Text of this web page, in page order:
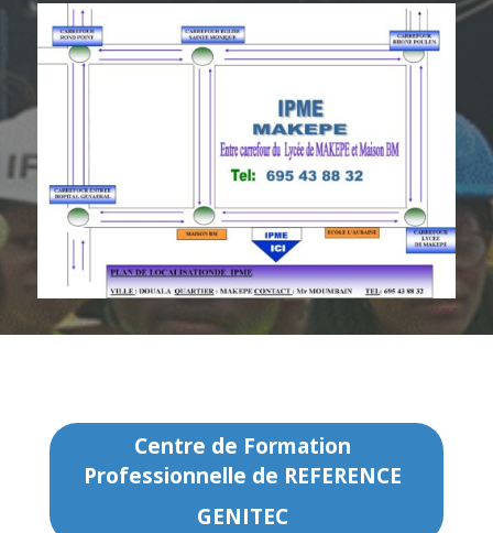
Centre de Formation
Professionnelle de REFERENCE
GENITEC